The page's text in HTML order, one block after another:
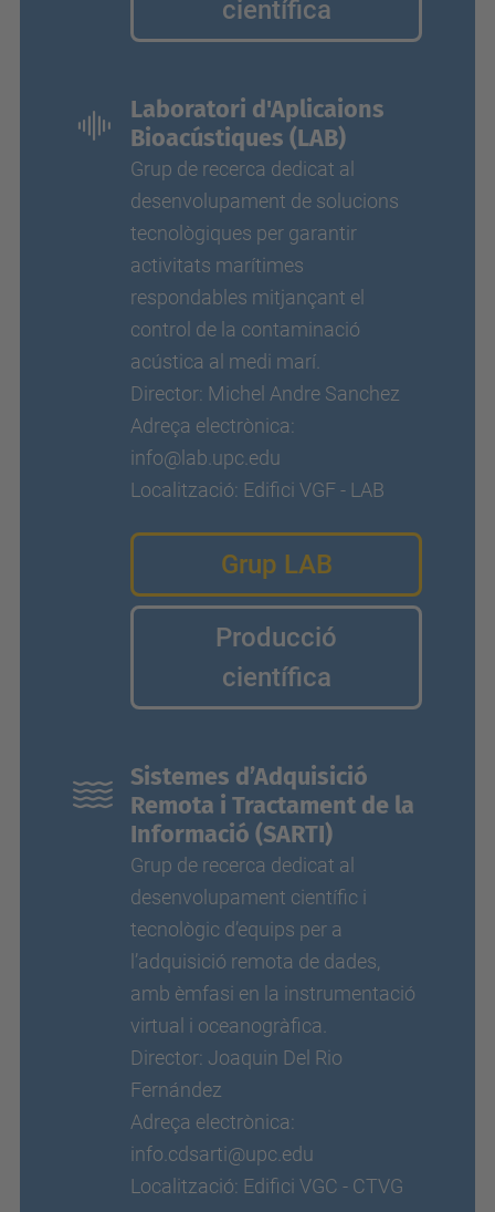
científica
Laboratori d'Aplicaions
Bioacústiques (LAB)
Grup de recerca dedicat al
desenvolupament de solucions
tecnològiques per garantir
activitats marítimes
respondables mitjançant el
control de la contaminació
acústica al medi marí.
Director: Michel Andre Sanchez
Adreça electrònica:
info@lab.upc.edu
Localització: Edifici VGF - LAB
Grup LAB
Producció
científica
Sistemes d’Adquisició
Remota i Tractament de la
Informació (SARTI)
Grup de recerca dedicat al
desenvolupament científic i
tecnològic d’equips per a
l’adquisició remota de dades,
amb èmfasi en la instrumentació
virtual i oceanogràfica.
Director: Joaquin Del Rio
Fernández
Adreça electrònica:
info.cdsarti@upc.edu
Localització: Edifici VGC - CTVG